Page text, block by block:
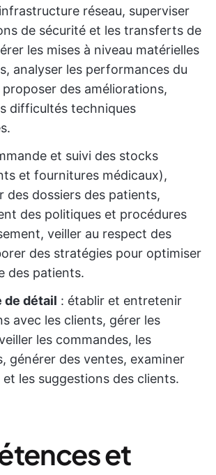
réseau, superviser
de sécurité et les transferts de
les mises à niveau matérielles
analyser les performances du
des améliorations,
difficultés techniques
et suivi des stocks
et fournitures médicaux),
des dossiers des patients,
des politiques et procédures
veiller au respect des
des stratégies pour optimiser
des patients.
de détail : établir et entretenir
avec les clients, gérer les
les commandes, les
générer des ventes, examiner
et les suggestions des clients.
et